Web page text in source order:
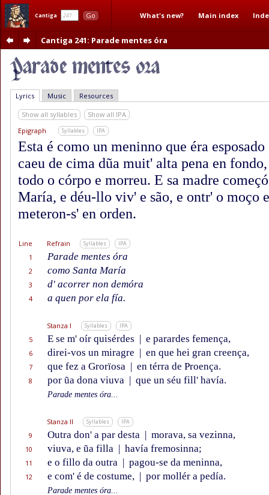
Cantiga Go What's new? Main index
Cantiga 241: Parade mentes óra
Lyrics Music Resources
Show all syllables
Show all IPA
Epigraph
Syllables IPA
Esta é como un meninno que éra
caeu de cima dũa muit' alta pena en
todo o córpo e morreu. E sa madre
María, e déu-llo viv' e são, e ontr' o moço e
meteron-s' en orden.
Line Refrain Syllables IPA
1 Parade mentes óra
2 como Santa María
3 d' acorrer non demóra
4 a quen por ela fía.
Stanza I Syllables IPA
5 E se m' oír quisérdes | e parardes femença,
6 direi-vos un miragre | en que hei gran creença,
7 que fez a Grorïosa | en térra de Proença.
8 por ũa dona viuva | que un séu fill' havía.
Parade mentes óra...
Stanza II Syllables IPA
9 Outra don' a par desta | morava, sa vezinna,
10 viuva, e ũa filla | havía fremosinna;
11 e o fillo da outra | pagou-se da meninna,
12 e com' é de costume, | por mollér a pedía.
Parade mentes óra...